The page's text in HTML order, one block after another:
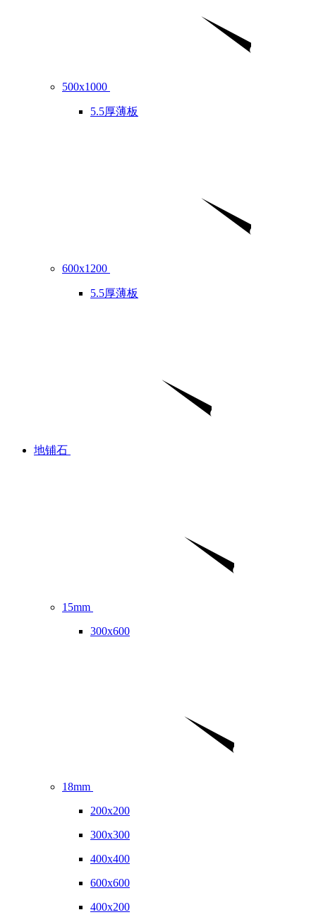
500x1000
5.5厚薄板
600x1200
5.5厚薄板
地铺石
15mm
300x600
18mm
200x200
300x300
400x400
600x600
400x200